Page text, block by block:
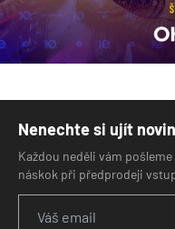
Nenechte si ujít
Každou neděli vám
náskok při předprodeji